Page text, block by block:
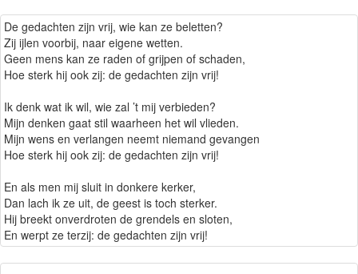
De gedachten zijn vrij, wie kan ze beletten?
Zij ijlen voorbij, naar eigene wetten.
Geen mens kan ze raden of grijpen of schaden,
Hoe sterk hij ook zij: de gedachten zijn vrij!
Ik denk wat ik wil, wie zal ’t mij verbieden?
Mijn denken gaat stil waarheen het wil vlieden.
Mijn wens en verlangen neemt niemand gevangen
Hoe sterk hij ook zij: de gedachten zijn vrij!
En als men mij sluit in donkere kerker,
Dan lach ik ze uit, de geest is toch sterker.
Hij breekt onverdroten de grendels en sloten,
En werpt ze terzij: de gedachten zijn vrij!